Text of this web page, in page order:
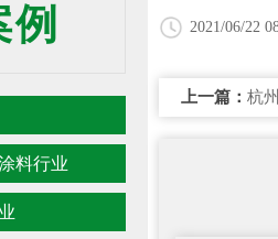
料行业
2021/06/22
上一篇： 杭